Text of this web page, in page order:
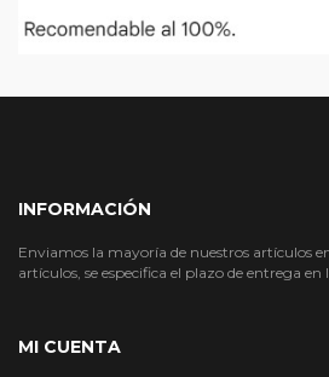
INFORMACIÓN
Enviamos la mayoría de nuestros artículos
artículos, se especifica el plazo de entrega
MI CUENTA